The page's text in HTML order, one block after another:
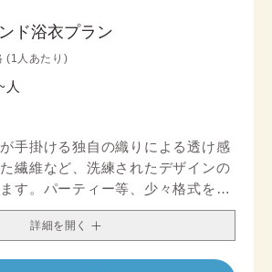
ド浴衣プラン
(1人あたり)
人
手掛ける独自の織りによる透け感
繊維など、洗練されたデザインの
す。パーティー等、少々格式を意
目を浴びるコーディネートが完成
詳細を開く